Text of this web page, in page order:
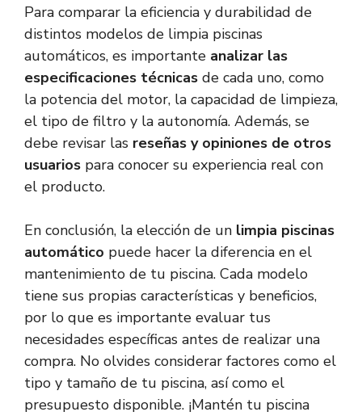
Para comparar la eficiencia y durabilidad de
distintos modelos de limpia piscinas
automáticos, es importante analizar las
especificaciones técnicas de cada uno, como
la potencia del motor, la capacidad de limpieza,
el tipo de filtro y la autonomía. Además, se
debe revisar las reseñas y opiniones de otros
usuarios para conocer su experiencia real con
el producto.
En conclusión, la elección de un limpia piscinas
automático puede hacer la diferencia en el
mantenimiento de tu piscina. Cada modelo
tiene sus propias características y beneficios,
por lo que es importante evaluar tus
necesidades específicas antes de realizar una
compra. No olvides considerar factores como el
tipo y tamaño de tu piscina, así como el
presupuesto disponible. ¡Mantén tu piscina